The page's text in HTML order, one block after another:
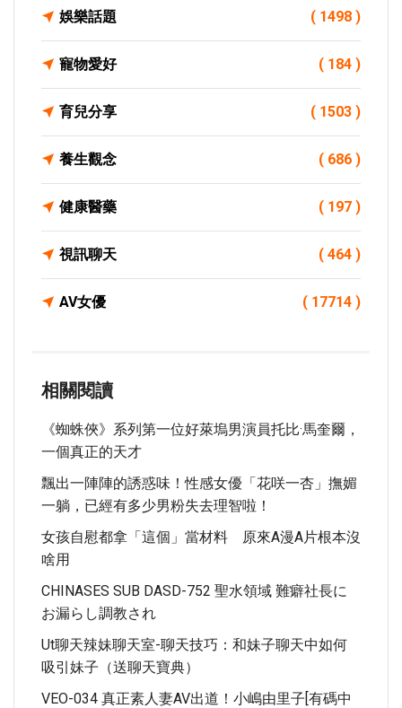
娛樂話題 ( 1498 )
寵物愛好 ( 184 )
育兒分享 ( 1503 )
養生觀念 ( 686 )
健康醫藥 ( 197 )
視訊聊天 ( 464 )
AV女優 ( 17714 )
相關閱讀
《蜘蛛俠》系列第一位好萊塢男演員托比·馬奎爾，
一個真正的天才
飄出一陣陣的誘惑味！性感女優「花咲一杏」撫媚
一躺，已經有多少男粉失去理智啦！
女孩自慰都拿「這個」當材料 原來A漫A片根本沒
啥用
CHINASES SUB DASD-752 聖水領域 難癖社長に
お漏らし調教され
Ut聊天辣妹聊天室-聊天技巧：和妹子聊天中如何
吸引妹子（送聊天寶典）
VEO-034 真正素人妻AV出道！小嶋由里子[有碼中